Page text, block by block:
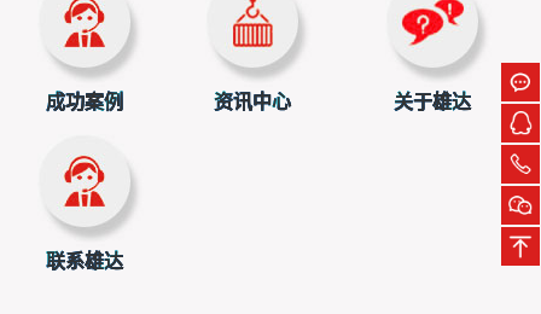
上一篇：国际物流公司运输用什么包装方式？
下一篇：亚马逊FBA分仓和合仓的区别在哪里
成功案例 资讯中心 关于雄达
联系雄达